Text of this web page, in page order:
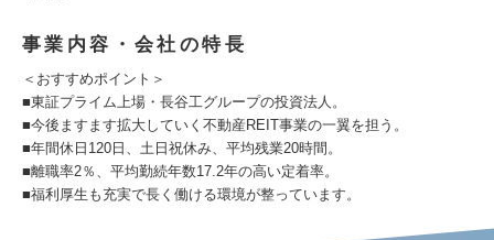
事業内容・会社の特長
＜おすすめポイント＞
■東証プライム上場・長谷工グループの投資法人。
■今後ますます拡大していく不動産REIT事業の一翼を担う。
■年間休日120日、土日祝休み、平均残業20時間。
■離職率2％、平均勤続年数17.2年の高い定着率。
■福利厚生も充実で長く働ける環境が整っています。